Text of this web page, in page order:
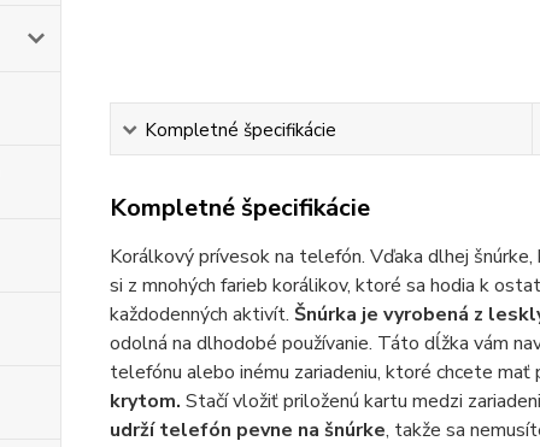
Kompletné špecifikácie
Kompletné špecifikácie
Korálkový prívesok na telefón. Vďaka dlhej
si z mnohých farieb korálikov, ktoré sa hodia k
každodenných aktivít. Šnúrka je vyrobená z
odolná na dlhodobé používanie. Táto dĺžka vám
telefónu alebo inému zariadeniu, ktoré chcete mať
krytom. Stačí vložiť priloženú kartu medzi
udrží telefón pevne na šnúrke, takže sa